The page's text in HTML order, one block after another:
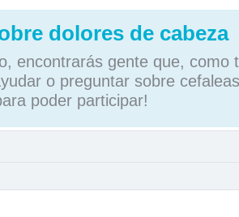
dolores de cabeza
encontrarás gente que, como
o preguntar sobre
poder participar!